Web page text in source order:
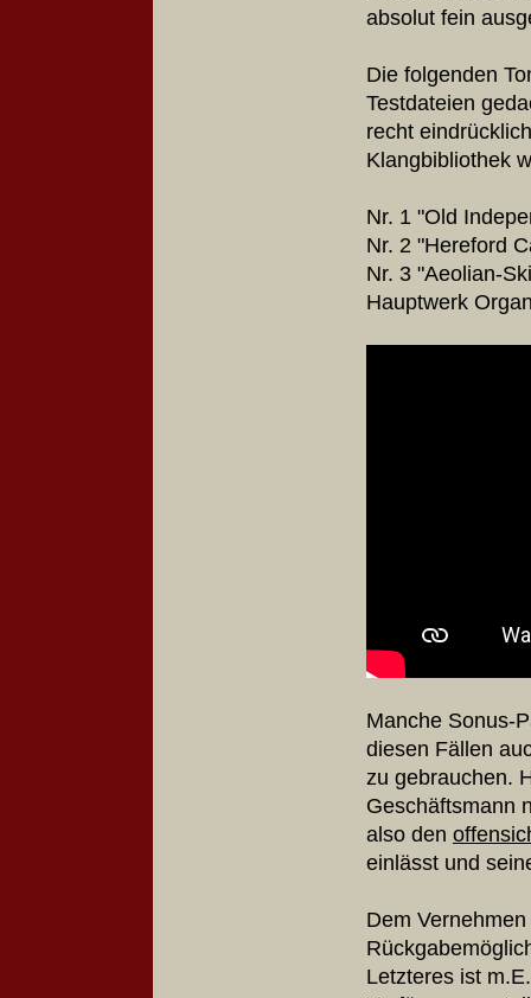
absolut fein
Die folgenden
Testdateien
recht
Klangbibliothek
Nr. 1 "Old
Nr. 2 "Hereford
Nr. 3 "Aeolian-
Hauptwerk
Manche Sonus-
diesen Fällen
zu gebrauchen.
Geschäftsmann
also den
einlässt und
Dem
Letzteres ist